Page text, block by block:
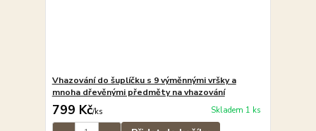
Vhazování do šuplíčku s 9 výměnnými vršky a
mnoha dřevěnými předměty na vhazování
799 Kč/ks Skladem 1 ks